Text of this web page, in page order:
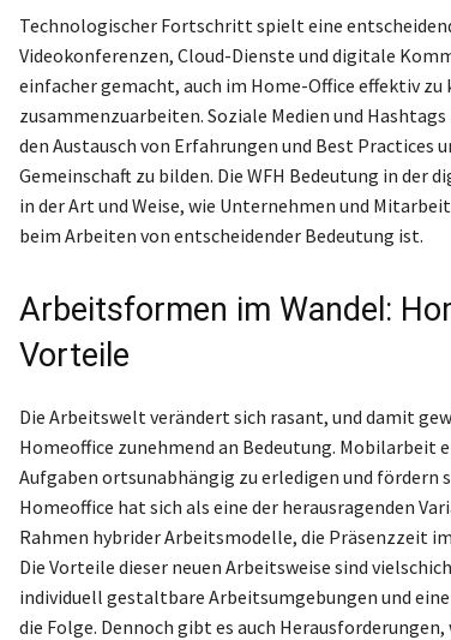
Technologischer Fortschritt spielt eine
Videokonferenzen, Cloud-Dienste und digitale
einfacher gemacht, auch im Home-Office effektiv zu
zusammenzuarbeiten. Soziale Medien und
den Austausch von Erfahrungen und Best Practices
Gemeinschaft zu bilden. Die WFH Bedeutung in
in der Art und Weise, wie Unternehmen und
beim Arbeiten von entscheidender Bedeutung ist.
Arbeitsformen im Wandel:
Vorteile
Die Arbeitswelt verändert sich rasant, und damit
Homeoffice zunehmend an Bedeutung.
Aufgaben ortsunabhängig zu erledigen und fördern
Homeoffice hat sich als eine der herausragenden
Rahmen hybrider Arbeitsmodelle, die Präsenzzeit
Die Vorteile dieser neuen Arbeitsweise sind
individuell gestaltbare Arbeitsumgebungen und
die Folge. Dennoch gibt es auch